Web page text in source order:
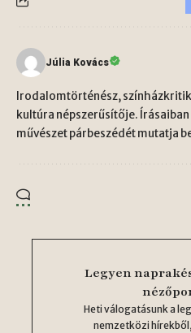
Júlia Kovács
Irodalomtörténész,
kultúra népszerűsítője.
művészet párbeszédét mutatja
Legyen
Heti válogatásunk a
nemzetközi